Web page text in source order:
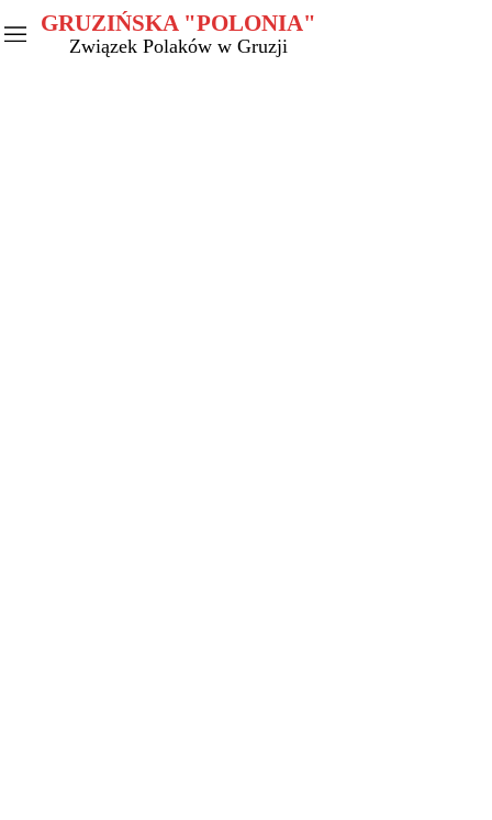
GRUZIŃSKA "POLONIA"
Związek Polaków w Gruzji